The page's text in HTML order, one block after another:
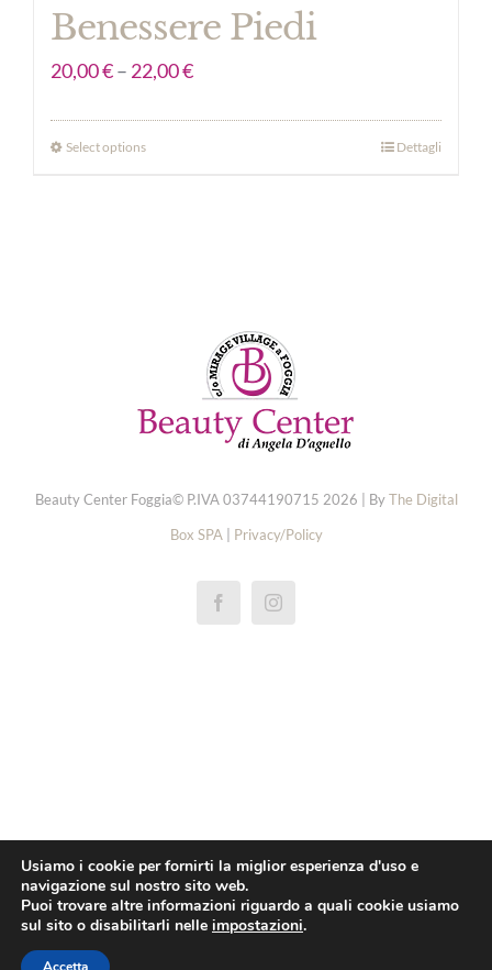
Benessere Piedi
20,00€– 22,00€
Select options Dettagli
Beauty Center Foggia© P.IVA 03744190715 2026 | ByThe Digital
Box SPA
Privacy/Policy
pas cher rolex 1908 montres
replica rolex daytona orologi
pas cher omega
Usiamo i cookie per fornirti la miglior esperienza d'uso e
navigazione sul nostro sito web.
Puoi trovare altre informazioni riguardo a quali cookie usiamo
sul sito o disabilitarli nelle impostazioni.